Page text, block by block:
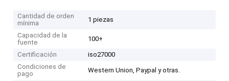
Cantidad de orden
mínima
1 piezas
Capacidad de la
fuente
100+
Certificación
iso27000
Condiciones de
pago
Western Union, Paypal y otras.